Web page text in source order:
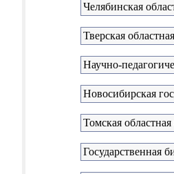
Челябинская
Тверская
Научно-
Новосибирская
Томская
Государственная